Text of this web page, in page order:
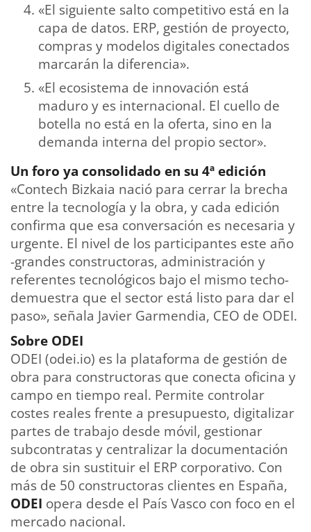
«El siguiente salto competitivo está en la
capa de datos. ERP, gestión de proyecto,
compras y modelos digitales conectados
marcarán la diferencia».
«El ecosistema de innovación está
maduro y es internacional. El cuello de
botella no está en la oferta, sino en la
demanda interna del propio sector».
Un foro ya consolidado en su 4ª edición
«Contech Bizkaia nació para cerrar la brecha
entre la tecnología y la obra, y cada edición
confirma que esa conversación es necesaria y
urgente. El nivel de los participantes este año
-grandes constructoras, administración y
referentes tecnológicos bajo el mismo techo-
demuestra que el sector está listo para dar el
paso», señala Javier Garmendia, CEO de ODEI.
Sobre ODEI
ODEI (odei.io) es la plataforma de gestión de
obra para constructoras que conecta oficina y
campo en tiempo real. Permite controlar
costes reales frente a presupuesto, digitalizar
partes de trabajo desde móvil, gestionar
subcontratas y centralizar la documentación
de obra sin sustituir el ERP corporativo. Con
más de 50 constructoras clientes en España,
ODEI opera desde el País Vasco con foco en el
mercado nacional.